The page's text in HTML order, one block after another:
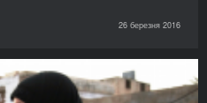
26 березня 2016